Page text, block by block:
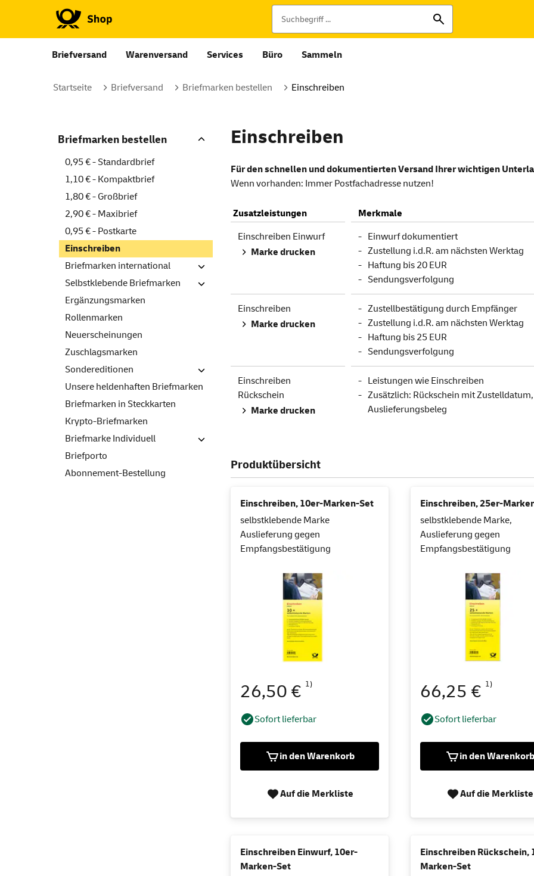
Briefversand Warenversand Services Büro Sammeln
Startseite Briefversand Briefmarken bestellen Einschreiben
Briefmarken bestellen
0,95 € - Standardbrief
1,10 € - Kompaktbrief
1,80 € - Großbrief
2,90 € - Maxibrief
0,95 € - Postkarte
Einschreiben
Briefmarken international
Selbstklebende Briefmarken
Ergänzungsmarken
Rollenmarken
Neuerscheinungen
Zuschlagsmarken
Sondereditionen
Unsere heldenhaften Briefmarken
Briefmarken in Steckkarten
Krypto-Briefmarken
Briefmarke Individuell
Briefporto
Abonnement-Bestellung
Einschreiben
Für den schnellen und dokumentierten Versand Ihrer wichtigen
Wenn vorhanden: Immer Postfachadresse nutzen!
Zusatzleistungen
Merkmale
Einschreiben Einwurf
Marke drucken
Einwurf dokumentiert
Zustellung i.d.R. am nächsten Werktag
Haftung bis 20 EUR
Sendungsverfolgung
Einschreiben
Marke drucken
Zustellbestätigung durch Empfänger
Zustellung i.d.R. am nächsten Werktag
Haftung bis 25 EUR
Sendungsverfolgung
Einschreiben
Rückschein
Marke drucken
Leistungen wie Einschreiben
Zusätzlich: Rückschein mit
Auslieferungsbeleg
Produktübersicht
Einschreiben, 10er-Marken-Set
selbstklebende Marke
Auslieferung gegen
Empfangsbestätigung
26,50 € 1)
Sofort lieferbar
in den Warenkorb
Auf die Merkliste
Einschreiben, 25er-
selbstklebende Marke,
Auslieferung gegen
Empfangsbestätigung
66,25 € 1)
Sofort lieferbar
in den Warenkorb
Auf die Merkliste
Einschreiben Einwurf, 10er-
Marken-Set
Einschreiben Rückschein,
Marken-Set